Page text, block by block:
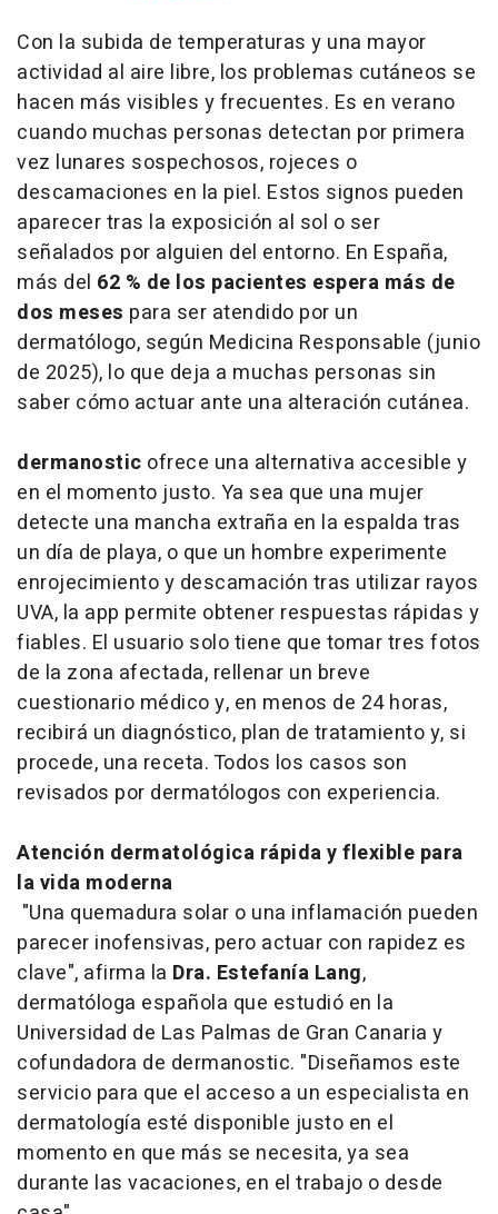
Con la subida de temperaturas y una mayor
actividad al aire libre, los problemas cutáneos se
hacen más visibles y frecuentes. Es en verano
cuando muchas personas detectan por primera
vez lunares sospechosos, rojeces o
descamaciones en la piel. Estos signos pueden
aparecer tras la exposición al sol o ser
señalados por alguien del entorno. En España,
más del 62 % de los pacientes espera más de
dos meses para ser atendido por un
dermatólogo, según Medicina Responsable (junio
de 2025), lo que deja a muchas personas sin
saber cómo actuar ante una alteración cutánea.
dermanostic ofrece una alternativa accesible y
en el momento justo. Ya sea que una mujer
detecte una mancha extraña en la espalda tras
un día de playa, o que un hombre experimente
enrojecimiento y descamación tras utilizar rayos
UVA, la app permite obtener respuestas rápidas y
fiables. El usuario solo tiene que tomar tres fotos
de la zona afectada, rellenar un breve
cuestionario médico y, en menos de 24 horas,
recibirá un diagnóstico, plan de tratamiento y, si
procede, una receta. Todos los casos son
revisados por dermatólogos con experiencia.
Atención dermatológica rápida y flexible para
la vida moderna
"Una quemadura solar o una inflamación pueden
parecer inofensivas, pero actuar con rapidez es
clave", afirma la Dra. Estefanía Lang,
dermatóloga española que estudió en la
Universidad de Las Palmas de Gran Canaria y
cofundadora de dermanostic. "Diseñamos este
servicio para que el acceso a un especialista en
dermatología esté disponible justo en el
momento en que más se necesita, ya sea
durante las vacaciones, en el trabajo o desde